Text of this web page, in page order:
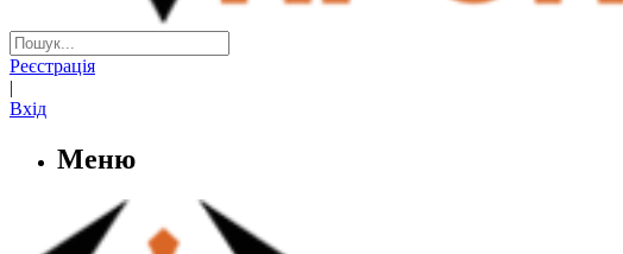
Реєстрація
|
Вхід
Меню